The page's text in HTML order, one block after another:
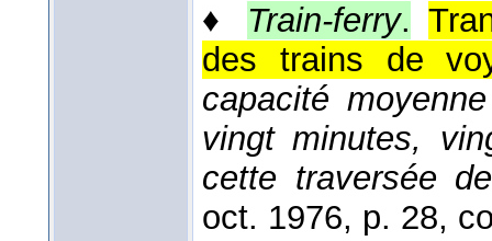
♦ Train-ferry.
des trains de
capacité
vingt minutes,
cette traversée
oct. 1976, p. 28,